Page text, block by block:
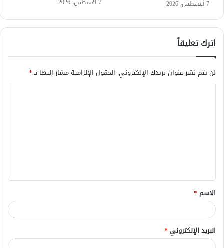
7 أغسطس، 2026 7 أغسطس، 2026
اترك تعليقاً
لن يتم نشر عنوان بريدك الإلكتروني. الحقول الإلزامية مشار إليها بـ*
ق
*
الاسم *
البريد الإلكتروني *